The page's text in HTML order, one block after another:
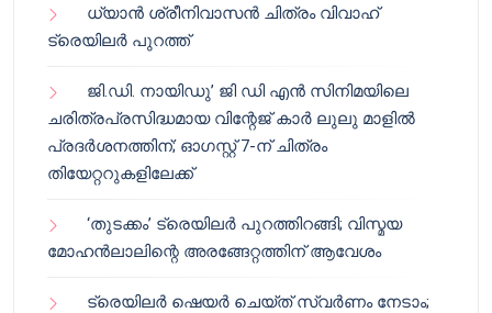
ധ്യാൻ ശ്രീനിവാസൻ ചിത്രം വിവാഹ്
ട്രെയിലർ പുറത്ത്
ജി.ഡി. നായിഡു’ ജി ഡി എൻ സിനിമയിലെ
ചരിത്രപ്രസിദ്ധമായ വിന്റേജ് കാർ ലുലു മാളിൽ
പ്രദർശനത്തിന്; ഓഗസ്റ്റ് 7-ന് ചിത്രം
തിയേറ്ററുകളിലേക്ക്
‘തുടക്കം’ ട്രെയിലർ പുറത്തിറങ്ങി; വിസ്മയ
മോഹൻലാലിന്റെ അരങ്ങേറ്റത്തിന് ആവേശം
ട്രെയിലർ ഷെയർ ചെയ്‌ത് സ്വർണം നേടാം;